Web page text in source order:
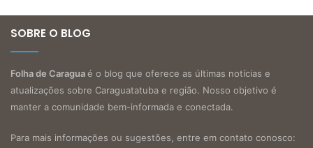
SOBRE O BLOG
Folha de Caraguaé o blog que oferece as últimas notícias e
atualizações sobre Caraguatatuba e região. Nosso objetivo é
manter a comunidade bem-informada e conectada.
Para mais informações ou sugestões, entre em contato conosco: